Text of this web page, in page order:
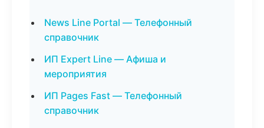
News Line Portal — Телефонный
справочник
ИП Expert Line — Афиша и
мероприятия
ИП Pages Fast — Телефонный
справочник